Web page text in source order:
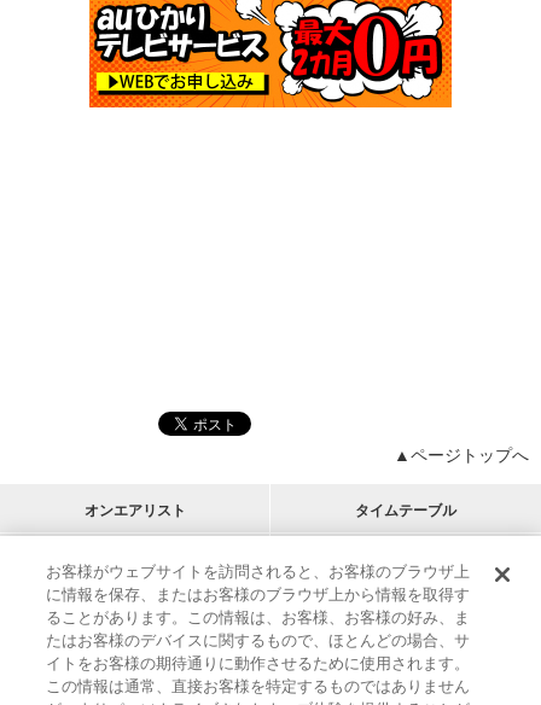
▲ページトップへ
オンエアリスト タイムテーブル
プログラムリスト チャート
アーティストリスト
M-ON!
RECOMMEND
リクエスト
インフォメーション | プレゼント&ご招待
MUSIC ON! TV（エムオン!）とは？ | サポート
お客様がウェブサイトを訪問されると、お客様のブラウザ上
に情報を保存、またはお客様のブラウザ上から情報を取得す
ることがあります。この情報は、お客様、お客様の好み、ま
たはお客様のデバイスに関するもので、ほとんどの場合、サ
イトをお客様の期待通りに動作させるために使用されます。
この情報は通常、直接お客様を特定するものではありません